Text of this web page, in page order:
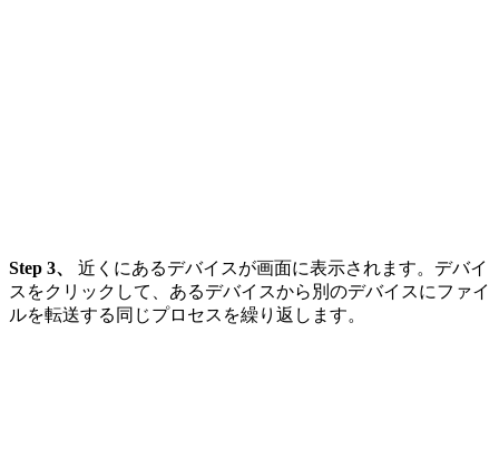
Step 3、 近くにあるデバイスが画面に表示されます。デバイ
スをクリックして、あるデバイスから別のデバイスにファイ
ルを転送する同じプロセスを繰り返します。